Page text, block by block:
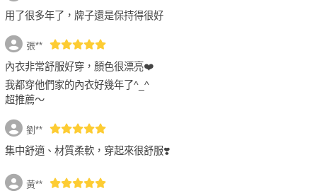
用了很多年了，牌子還是保持得很好
張**
內衣非常舒服好穿，顏色很漂亮❤️
我都穿他們家的內衣好幾年了^_^
超推薦～
劉**
集中舒適、材質柔軟，穿起來很舒服❣️
黃**